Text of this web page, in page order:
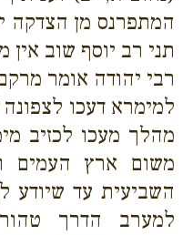
המתפרנס מן הצדקה
תני רב יוסף שוב אין
רבי יהודה אומר
למימרא דעכו
מהלך מעכו לכזיב
משום ארץ העמים
השביעית עד שיודע
למערב הדרך